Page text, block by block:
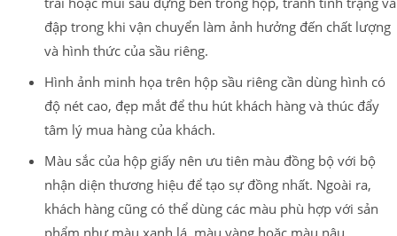
đập trong khi vận chuyển làm ảnh hưởng đến chất lượng
và hình thức của sầu riêng.
Hình ảnh minh họa trên hộp sầu riêng cần dùng hình có
độ nét cao, đẹp mắt để thu hút khách hàng và thúc đẩy
tâm lý mua hàng của khách.
Màu sắc của hộp giấy nên ưu tiên màu đồng bộ với bộ
nhận diện thương hiệu để tạo sự đồng nhất. Ngoài ra,
khách hàng cũng có thể dùng các màu phù hợp với sản